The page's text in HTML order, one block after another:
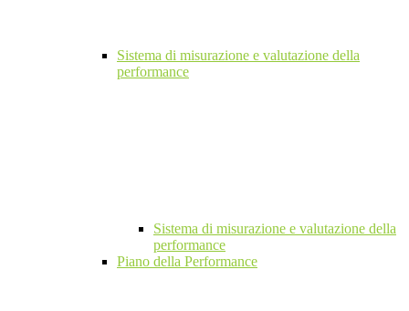
Sistema di misurazione e valutazione della
performance
Sistema di misurazione e valutazione della
performance
Piano della Performance